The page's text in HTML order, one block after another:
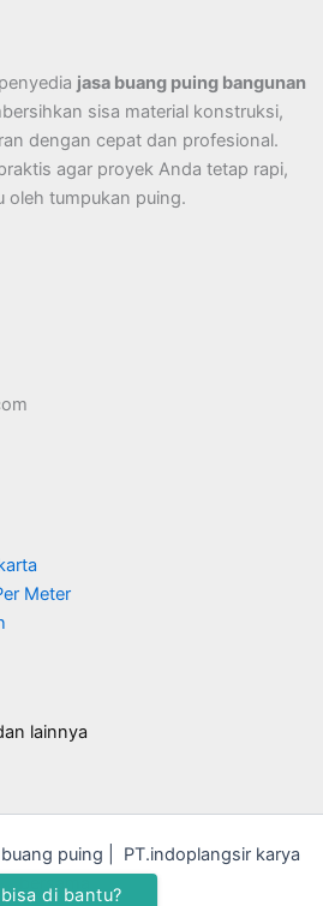
jasa buang puing bangunan
sisa material konstruksi,
dengan cepat dan profesional.
agar proyek Anda tetap rapi,
oleh tumpukan puing.
Meter
lainnya
puing | PT.indoplangsir karya
bersama
di bantu?